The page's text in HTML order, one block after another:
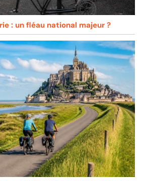
: un fléau national majeur ?